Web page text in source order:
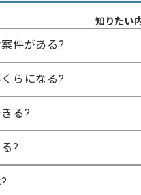
用いた開発経験
やSpring Frameworkを用いた開
ドを用いた実務経験
不安がある方へ
知りたい
件がある?
らになる?
る?
?